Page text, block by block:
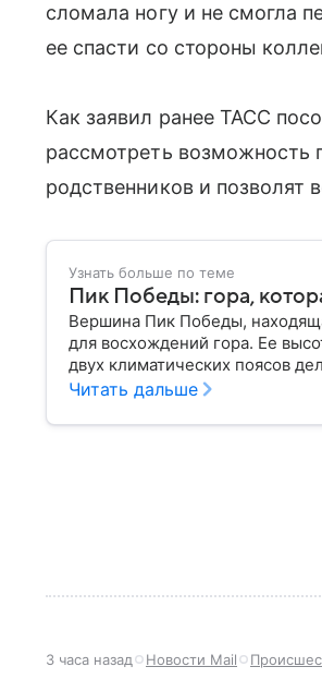
сломала ногу и не смогла
ее спасти со стороны
Как заявил ранее ТАСС
рассмотреть возможность
родственников и позволят
Узнать больше по теме
Пик Победы: гора,
Вершина Пик Победы,
для восхождений гора. Ее
двух климатических поясов
название этой горы так часто
Читать дальше
3 часа назад Новости Mail